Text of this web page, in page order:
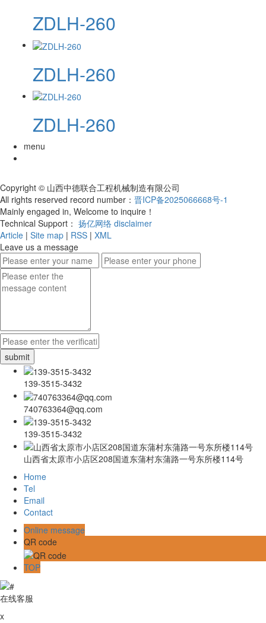
ZDLH-260
ZDLH-260
ZDLH-260
menu
Copyright © 山西中德联合工程机械制造有限公司
All rights reserved record number： 晋ICP备2025066668号-1
Mainly engaged in, Welcome to inquire！
Technical Support： 扬亿网络 disclaimer
Article | Site map | RSS | XML
Leave us a message
139-3515-3432
740763364@qq.com
139-3515-3432
山西省太原市小店区208国道东蒲村东蒲路一号东所楼114号
Home
Tel
Email
Contact
Online message
QR code
TOP
在线客服
x